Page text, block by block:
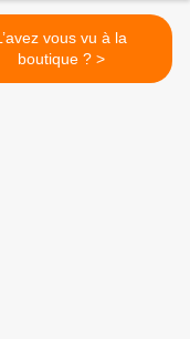
vous vu à la
boutique ? >